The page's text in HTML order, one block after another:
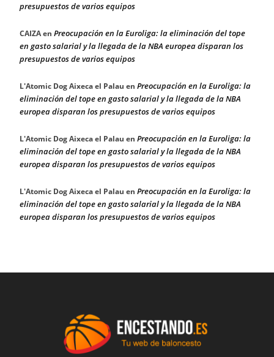
presupuestos de varios equipos
CAIZAen Preocupación en la Euroliga: la eliminación del tope
en gasto salarial y la llegada de la NBA europea disparan los
presupuestos de varios equipos
L'Atomic Dog Aixeca el Palau en Preocupación en la Euroliga: la
eliminación del tope en gasto salarial y la llegada de la NBA
europea disparan los presupuestos de varios equipos
L'Atomic Dog Aixeca el Palau en Preocupación en la Euroliga: la
eliminación del tope en gasto salarial y la llegada de la NBA
europea disparan los presupuestos de varios equipos
L'Atomic Dog Aixeca el Palau en Preocupación en la Euroliga: la
eliminación del tope en gasto salarial y la llegada de la NBA
europea disparan los presupuestos de varios equipos